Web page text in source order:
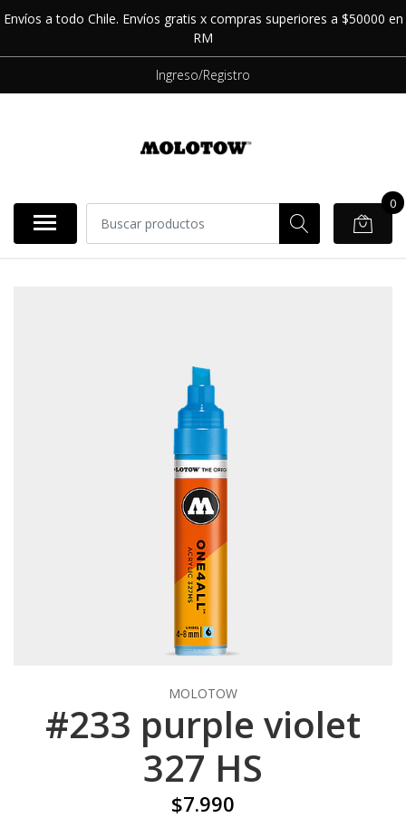
Envíos a todo Chile. Envíos gratis x compras superiores a $50000 en
RM
Ingreso/Registro
0
MOLOTOW
#233 purple violet
327 HS
$7.990